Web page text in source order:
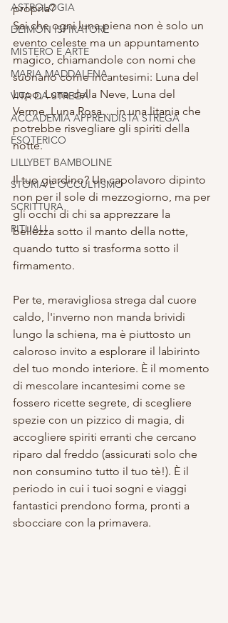
ASTROLOGIA
DEIMON ISPIRATORE
MISTERO E ARTE
MARIA MADDALENA
VITA DA STREGA
ACCADEMIA APPRENDISTA STREGA
ESOTERICO
LILLYBET BAMBOLINE
STORIA E OCCULTISMO
SCRITTURA
RITUALI
propria?
Sai che ogni luna piena non è solo un
evento celeste ma un appuntamento
magico, chiamandole con nomi che
suonano come incantesimi: Luna del
Lupo, Luna della Neve, Luna del
Verme, Luna Rosa… in una litania che
potrebbe risvegliare gli spiriti della
notte.
Il tuo giardino? Un capolavoro dipinto
non per il sole di mezzogiorno, ma per
gli occhi di chi sa apprezzare la
bellezza sotto il manto della notte,
quando tutto si trasforma sotto il
firmamento.
Per te, meravigliosa strega dal cuore
caldo, l'inverno non manda brividi
lungo la schiena, ma è piuttosto un
caloroso invito a esplorare il labirinto
del tuo mondo interiore. È il momento
di mescolare incantesimi come se
fossero ricette segrete, di scegliere
spezie con un pizzico di magia, di
accogliere spiriti erranti che cercano
riparo dal freddo (assicurati solo che
non consumino tutto il tuo tè!). È il
periodo in cui i tuoi sogni e viaggi
fantastici prendono forma, pronti a
sbocciare con la primavera.